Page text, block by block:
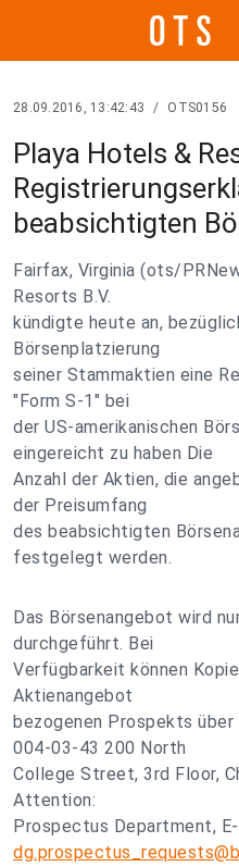
28.09.2016, 13:42:43 / OTS0156
Playa Hotels &
beabsichtigten
Fairfax, Virginia (ots/
Resorts B.V.
kündigte heute an,
Börsenplatzierung
seiner Stammaktien eine
"Form S-1" bei
der US-amerikanischen
eingereicht zu haben Die
Anzahl der Aktien, die
der Preisumfang
des beabsichtigten
festgelegt werden.
Das Börsenangebot wird
durchgeführt. Bei
Verfügbarkeit können
Aktienangebot
bezogenen Prospekts
004-03-43 200 North
College Street, 3rd Floor,
Attention:
Prospectus Department,